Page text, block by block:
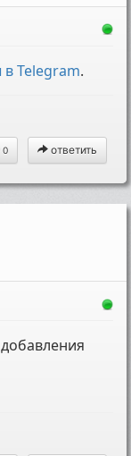
Telegram.
0 ответить